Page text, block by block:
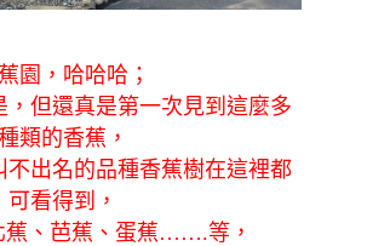
園，哈哈哈；
，但還真是第一次見到這麼多
類的香蕉，
不出名的品種香蕉樹在這裡都
可看得到，
蕉、芭蕉、蛋蕉…….等，